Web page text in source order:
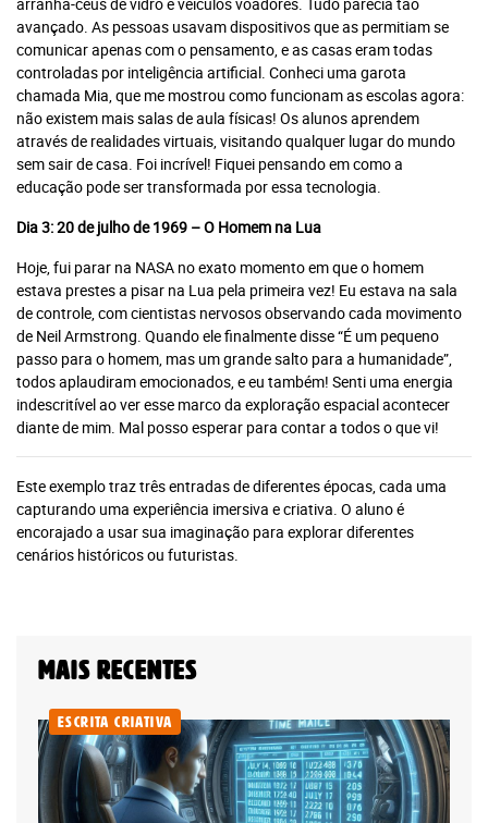
arranha-céus de vidro e veículos voadores. Tudo parecia tão
avançado. As pessoas usavam dispositivos que as permitiam se
comunicar apenas com o pensamento, e as casas eram todas
controladas por inteligência artificial. Conheci uma garota
chamada Mia, que me mostrou como funcionam as escolas agora:
não existem mais salas de aula físicas! Os alunos aprendem
através de realidades virtuais, visitando qualquer lugar do mundo
sem sair de casa. Foi incrível! Fiquei pensando em como a
educação pode ser transformada por essa tecnologia.
Dia 3: 20 de julho de 1969 – O Homem na Lua
Hoje, fui parar na NASA no exato momento em que o homem
estava prestes a pisar na Lua pela primeira vez! Eu estava na sala
de controle, com cientistas nervosos observando cada movimento
de Neil Armstrong. Quando ele finalmente disse “É um pequeno
passo para o homem, mas um grande salto para a humanidade”,
todos aplaudiram emocionados, e eu também! Senti uma energia
indescritível ao ver esse marco da exploração espacial acontecer
diante de mim. Mal posso esperar para contar a todos o que vi!
Este exemplo traz três entradas de diferentes épocas, cada uma
capturando uma experiência imersiva e criativa. O aluno é
encorajado a usar sua imaginação para explorar diferentes
cenários históricos ou futuristas.
Mais recentes
Escrita Criativa
Você atingiu o limite de acessos
gratuitos!
Assine e tenha acesso ilimitado aos conteúdos Planeta
Notícia.
Recomendado
Jornal
Impresso +
Portal +
Leia Mais
Plano anual:
R$ 280.00 ou
Jornal
Impresso +
Plano anual:
R$ 240.00 ou
Plano anual: R$ 180.00 ou 10x R$
18,00